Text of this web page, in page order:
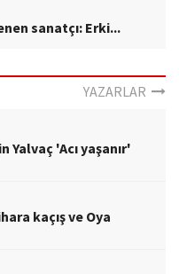
sanatçı: Erki...
YAZARLAR
Yalvaç 'Acı yaşanır'
kaçış ve Oya